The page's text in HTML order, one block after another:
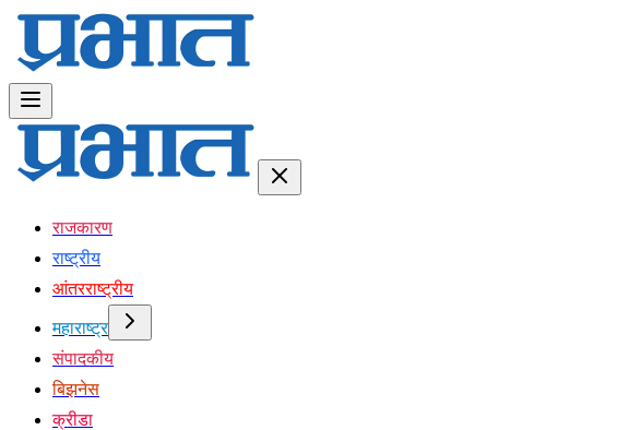
राजकारण
राष्ट्रीय
आंतरराष्ट्रीय
महाराष्ट्र
संपादकीय
बिझनेस
क्रीडा